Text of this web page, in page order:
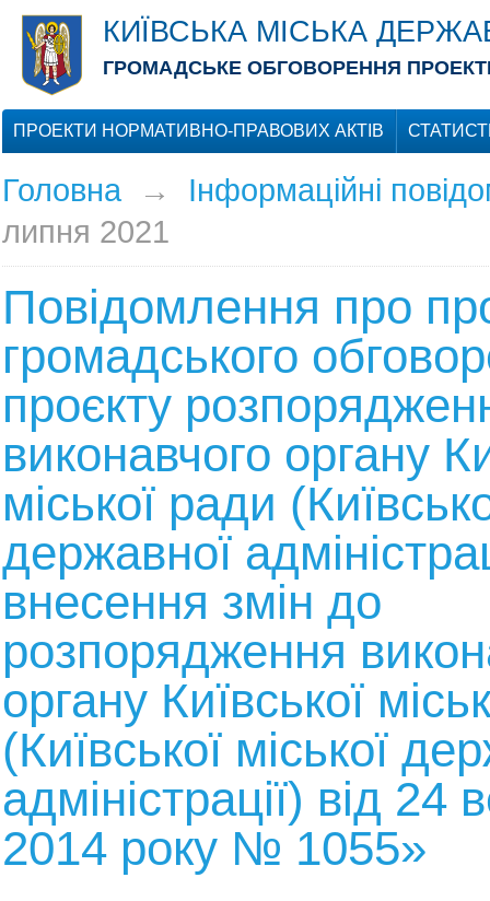
КИЇВСЬКА МІСЬКА
ГРОМАДСЬКЕ ОБГОВОРЕННЯ
ПРОЕКТИ НОРМАТИВНО-ПРАВОВИХ АКТІВ
Головна→ Інформаційні
липня 2021
Повідомлення про
громадського
проєкту
виконавчого органу
міської ради
державної
внесення змін до
розпорядження
органу Київської
(Київської міської
адміністрації) від 24
2014 року № 1055»